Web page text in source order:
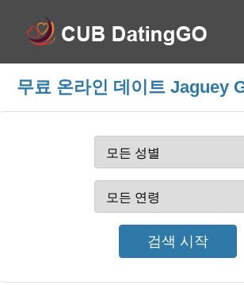
무료 온라인 데이트 Jaguey